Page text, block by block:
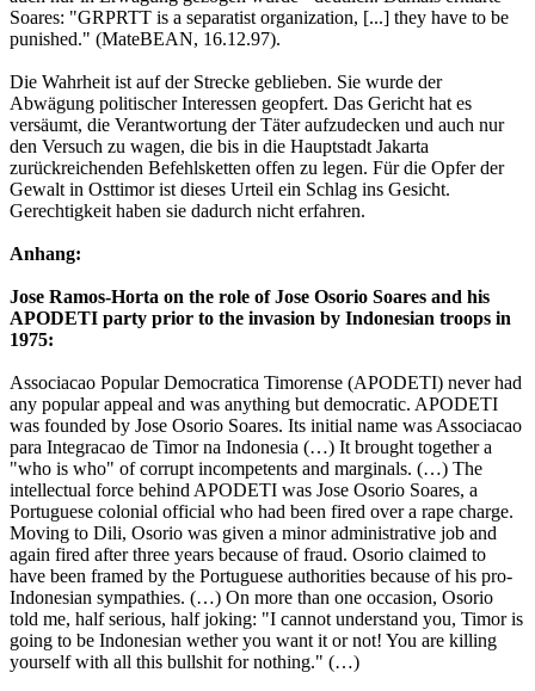
Soares: "GRPRTT is a separatist organization, [...] they have to be
punished." (MateBEAN, 16.12.97).
Die Wahrheit ist auf der Strecke geblieben. Sie wurde der
Abwägung politischer Interessen geopfert. Das Gericht hat es
versäumt, die Verantwortung der Täter aufzudecken und auch nur
den Versuch zu wagen, die bis in die Hauptstadt Jakarta
zurückreichenden Befehlsketten offen zu legen. Für die Opfer der
Gewalt in Osttimor ist dieses Urteil ein Schlag ins Gesicht.
Gerechtigkeit haben sie dadurch nicht erfahren.
Anhang:
Jose Ramos-Horta on the role of Jose Osorio Soares and his
APODETI party prior to the invasion by Indonesian troops in
1975:
Associacao Popular Democratica Timorense (APODETI) never had
any popular appeal and was anything but democratic. APODETI
was founded by Jose Osorio Soares. Its initial name was Associacao
para Integracao de Timor na Indonesia (…) It brought together a
"who is who" of corrupt incompetents and marginals. (…) The
intellectual force behind APODETI was Jose Osorio Soares, a
Portuguese colonial official who had been fired over a rape charge.
Moving to Dili, Osorio was given a minor administrative job and
again fired after three years because of fraud. Osorio claimed to
have been framed by the Portuguese authorities because of his pro-
Indonesian sympathies. (…) On more than one occasion, Osorio
told me, half serious, half joking: "I cannot understand you, Timor is
going to be Indonesian wether you want it or not! You are killing
yourself with all this bullshit for nothing." (…)